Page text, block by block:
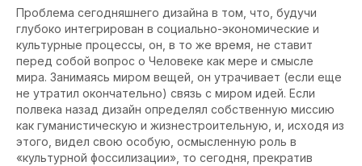
Проблема сегодняшнего дизайна в том, что, будучи
глубоко интегрирован в социально-экономические и
культурные процессы, он, в то же время, не ставит
перед собой вопрос о Человеке как мере и смысле
мира. Занимаясь миром вещей, он утрачивает (если еще
не утратил окончательно) связь с миром идей. Если
полвека назад дизайн определял собственную миссию
как гуманистическую и жизнестроительную, и, исходя из
этого, видел свою особую, осмысленную роль в
«культурной фоссилизации», то сегодня, прекратив